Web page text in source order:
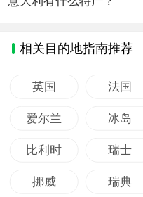
相关目的地指南推荐
英国 法国
爱尔兰 冰岛
比利时 瑞士
挪威 瑞典